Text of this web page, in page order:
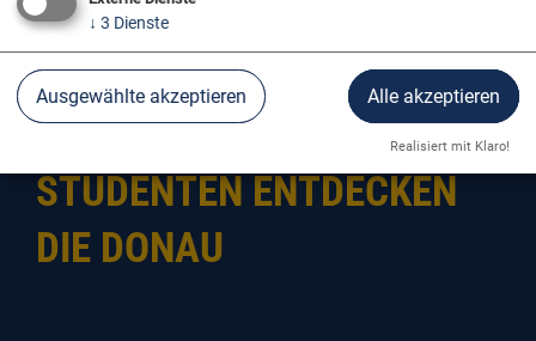
Blog & Stories
Donau Erleben
STUDENTEN ENTDECKEN
DIE DONAU
↓ 3 Dienste
Ausgewählte akzeptieren Alle akzeptieren
Realisiert mit Klaro!